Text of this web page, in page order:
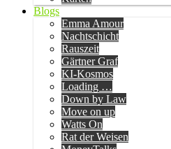
Blogs
Emma Amour
Nachtschicht
Rauszeit
Gärtner Graf
KI-Kosmos
Loading …
Down by Law
Move on up
Watts On
Rat der Weisen